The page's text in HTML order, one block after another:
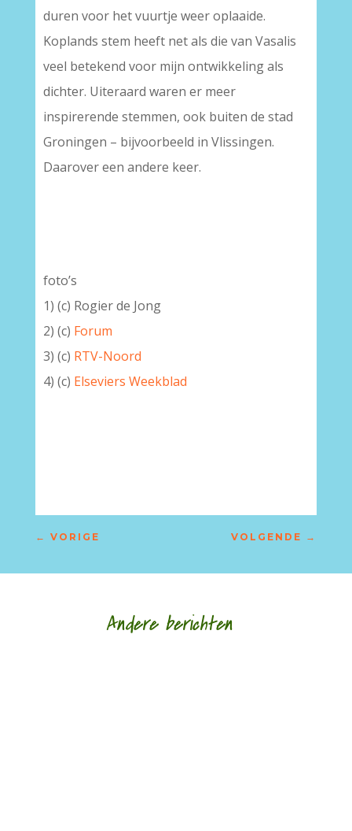
duren voor het vuurtje weer oplaaide.
Koplands stem heeft net als die van Vasalis
veel betekend voor mijn ontwikkeling als
dichter. Uiteraard waren er meer
inspirerende stemmen, ook buiten de stad
Groningen – bijvoorbeeld in Vlissingen.
Daarover een andere keer.
foto’s
1) (c) Rogier de Jong
2) (c) Forum
3) (c) RTV-Noord
4) (c) Elseviers Weekblad
← VORIGE VOLGENDE →
Andere berichten